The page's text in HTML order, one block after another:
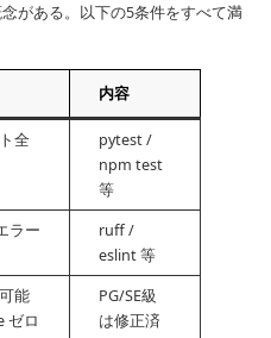
がある。以下の5条件をすべて満
内容
全
pytest /
npm test
等
ラー
ruff /
eslint 等
能
ゼロ
PG/SE級
は修正済